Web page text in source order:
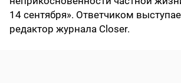
14 сентября». Ответчиком
редактор журнала Closer.